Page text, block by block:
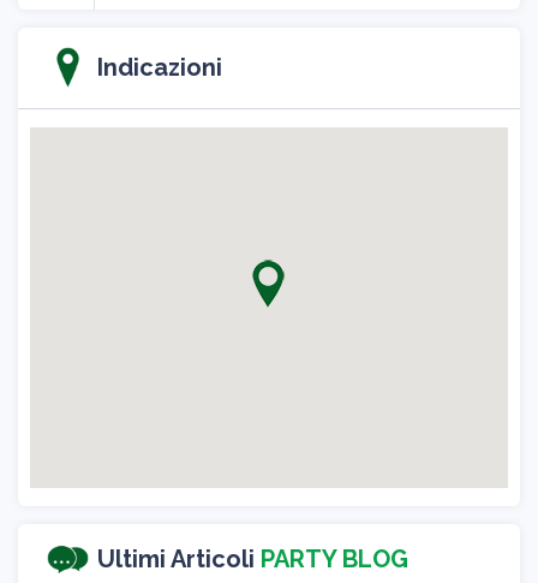
Indicazioni
Ultimi Articoli PARTY BLOG